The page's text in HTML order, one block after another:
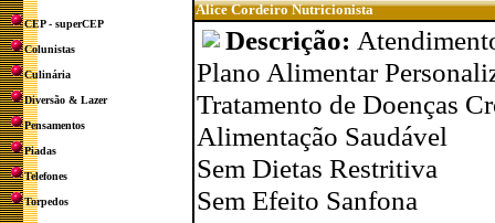
CEP - superCEP
Colunistas
Culinária
Diversão & Lazer
Pensamentos
Piadas
Telefones
Torpedos
Alice Cordeiro Nutricionista
Descrição:
Plano Alimentar
Tratamento de Doenças
Alimentação Saudável
Sem Dietas Restritiva
Sem Efeito Sanfona